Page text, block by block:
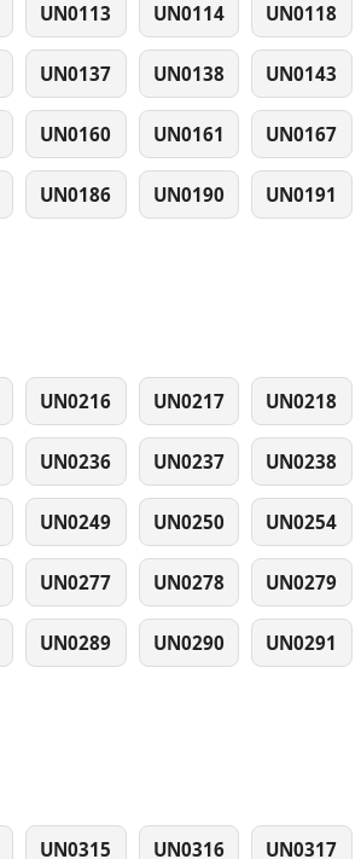
UN0113 UN0114 UN0118
UN0137 UN0138 UN0143
UN0160 UN0161 UN0167
UN0186 UN0190 UN0191
UN0216 UN0217 UN0218
UN0236 UN0237 UN0238
UN0249 UN0250 UN0254
UN0277 UN0278 UN0279
UN0289 UN0290 UN0291
UN0315 UN0316 UN0317